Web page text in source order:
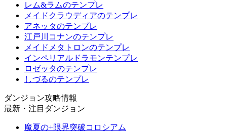
レム&ラムのテンプレ
メイドクラウディアのテンプレ
アネッタのテンプレ
江戸川コナンのテンプレ
メイドメタトロンのテンプレ
インペリアルドラモンテンプレ
ロゼッタのテンプレ
しづるのテンプレ
ダンジョン攻略情報
最新・注目ダンジョン
魔夏の+限界突破コロシアム